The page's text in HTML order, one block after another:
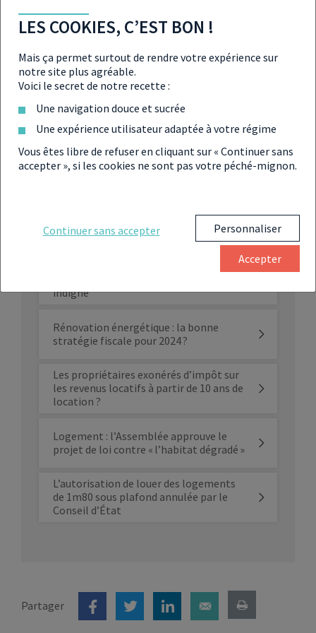
supplémentaires ?
des logements, une solution pour
mettre fin à l’insalubrité ?
JO 2024 : une opportunité juteuse pour
l’investissement locatif ?
Investissement immobilier : les caves,
ce petit placement qui peut rapporter
Crédit immobilier : réussir son
investissement locatif même avec des
taux à 4 %
Le projet de loi ambitieux du Ministre du
indigne
Rénovation énergétique : la bonne
stratégie fiscale pour 2024 ?
Les propriétaires exonérés d’impôt sur
les revenus locatifs à partir de 10 ans de
location ?
Logement : l’Assemblée approuve le
projet de loi contre « l’habitat dégradé »
L’autorisation de louer des logements
de 1m80 sous plafond annulée par le
Conseil d’État
Partager
LES COOKIES, C’EST BON !
Mais ça permet surtout de rendre votre expérience sur
notre site plus agréable.
Voici le secret de notre recette :
Une navigation douce et sucrée
Une expérience utilisateur adaptée à votre régime
Vous êtes libre de refuser en cliquant sur « Continuer sans
accepter », si les cookies ne sont pas votre péché-mignon.
Continuer sans accepter Personnaliser
Accepter